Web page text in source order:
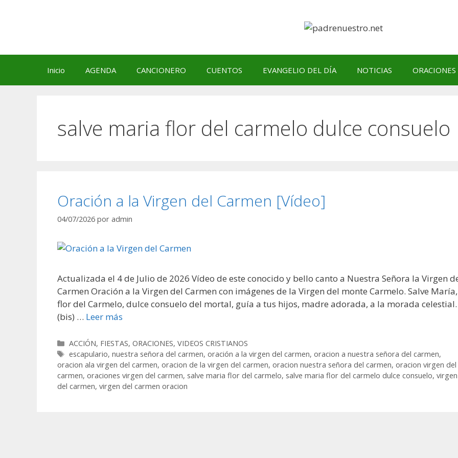
Inicio AGENDA CANCIONERO CUENTOS EVANGELIO DEL DÍA NOTICIAS ORACIONES
salve maria flor del carmelo dulce consuelo
Oración a la Virgen del Carmen [Vídeo]
04/07/2026 por admin
Actualizada el 4 de Julio de 2026 Vídeo de este conocido y bello canto a Nuestra Señora la Virgen
Carmen Oración a la Virgen del Carmen con imágenes de la Virgen del monte Carmelo. Salve María,
flor del Carmelo, dulce consuelo del mortal, guía a tus hijos, madre adorada, a la morada celestial.
(bis) … Leer más
Categorías
ACCIÓN, FIESTAS,ORACIONES,VIDEOS CRISTIANOS
Etiquetas
escapulario,nuestra señora del carmen,oración a la virgen del carmen,oracion a nuestra señora del carmen,
oracion ala virgen del carmen, oracion de la virgen del carmen, oracion nuestra señora del carmen, oracion virgen del
carmen, oraciones virgen del carmen, salve maria flor del carmelo, salve maria flor del carmelo dulce consuelo, virgen
del carmen, virgen del carmen oracion